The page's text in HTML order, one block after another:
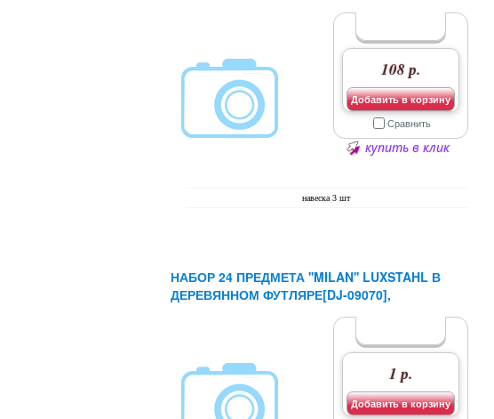
навеска 3 шт
108 р.
Добавить в корзину
Сравнить
купить в клик
НАБОР 24 ПРЕДМЕТА ''MILAN'' LUXSTAHL В
ДЕРЕВЯННОМ ФУТЛЯРЕ[DJ-09070],
1 р.
Добавить в корзину